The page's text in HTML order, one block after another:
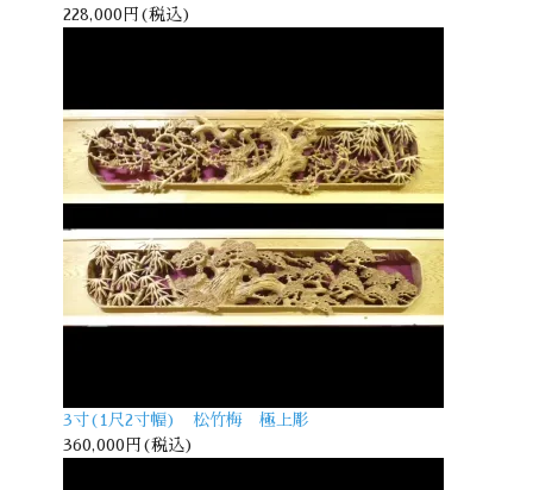
228,000円(税込)
3寸(1尺2寸幅) 松竹梅 極上彫
360,000円(税込)